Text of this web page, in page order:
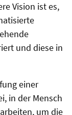
Vision ist es,
und diese in
einer
in der Mensch
um die